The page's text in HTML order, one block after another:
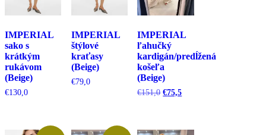
IMPERIAL
sako s
krátkým
rukávom
(Beige)
€130,0
IMPERIAL
štýlové
kraťasy
(Beige)
€79,0
IMPERIAL
ľahučký
kardigán/predĺžená
košeľa
(Beige)
€151,0 Pôvodná
€75,5Aktuálna